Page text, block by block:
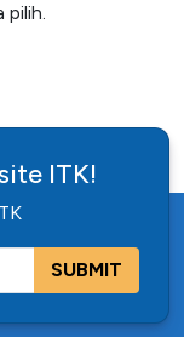
pilih.
ITK!
SUBMIT